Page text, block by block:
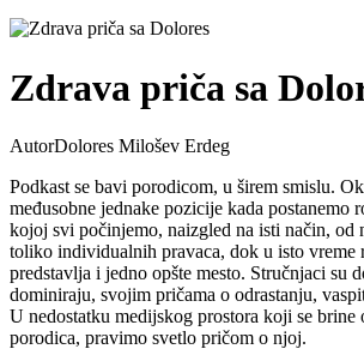
Zdrava priča sa
AutorDolores Milošev Erdeg
Podkast se bavi porodicom, u širem smislu.
međusobne jednake pozicije kada postanemo
kojoj svi počinjemo, naizgled na isti način, od
toliko individualnih pravaca, dok u isto vreme
predstavlja i jedno opšte mesto. Stručnjaci su
dominiraju, svojim pričama o odrastanju,
U nedostatku medijskog prostora koji se brine
porodica, pravimo svetlo pričom o njoj.